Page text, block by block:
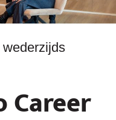
Career